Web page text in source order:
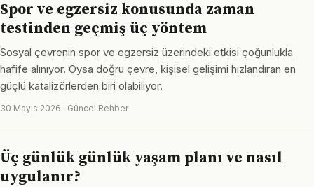
Spor ve egzersiz konusunda zaman
testinden geçmiş üç yöntem
Sosyal çevrenin spor ve egzersiz üzerindeki etkisi çoğunlukla
hafife alınıyor. Oysa doğru çevre, kişisel gelişimi hızlandıran en
güçlü katalizörlerden biri olabiliyor.
30 Mayıs 2026 · Güncel Rehber
Üç günlük günlük yaşam planı ve nasıl
uygulanır?